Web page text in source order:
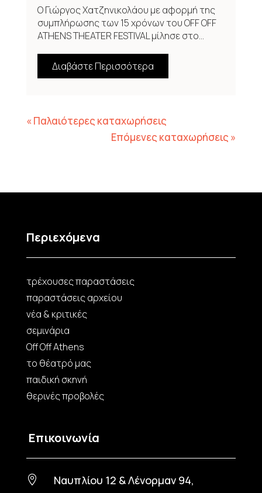
Ο Γιώργος Χατζηνικολάου με αφορμή της
συμπλήρωσης των 15 χρόνων του OFF OFF
ATHENS THEATER FESTIVAL μίλησε στο...
Διαβάστε Περισσότερα
« Παλαιότερες καταχωρήσεις
Επόμενες καταχωρήσεις »
Περιεχόμενα
τρέχουσες παραστάσεις
παραστάσεις αρχείου
νέα & κριτικές
σεμινάρια
Off Off Athens
το θέατρό μας
παιδική σκηνή
θερινές προβολές
Επικοινωνία
 Ναυπλίου 12 & Λένορμαν 94,